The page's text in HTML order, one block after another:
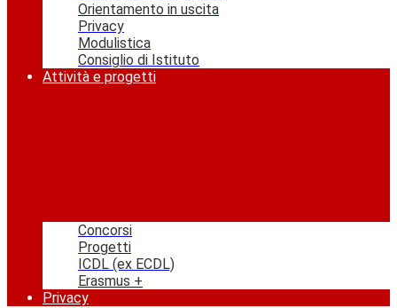
Orientamento in uscita
Privacy
Modulistica
Consiglio di Istituto
Attività e progetti
Concorsi
Progetti
ICDL (ex ECDL)
Erasmus +
Privacy